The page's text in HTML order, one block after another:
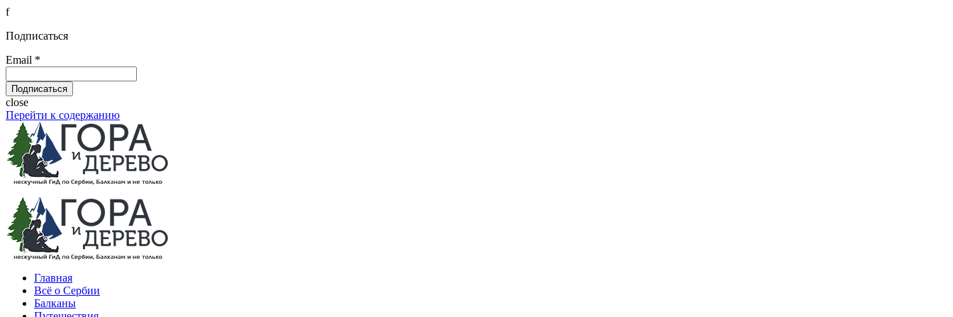
f
Подписаться
Email *
close
Перейти к содержанию
Главная
Всё о Сербии
Балканы